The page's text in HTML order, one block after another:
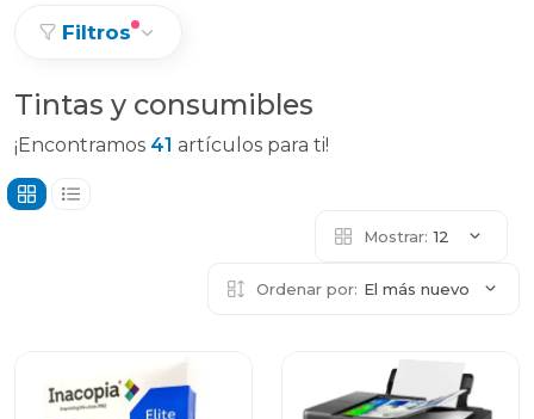
Filtros
Tintas y consumibles
¡Encontramos 41 artículos para ti!
Mostrar: 12
Ordenar por: El más nuevo